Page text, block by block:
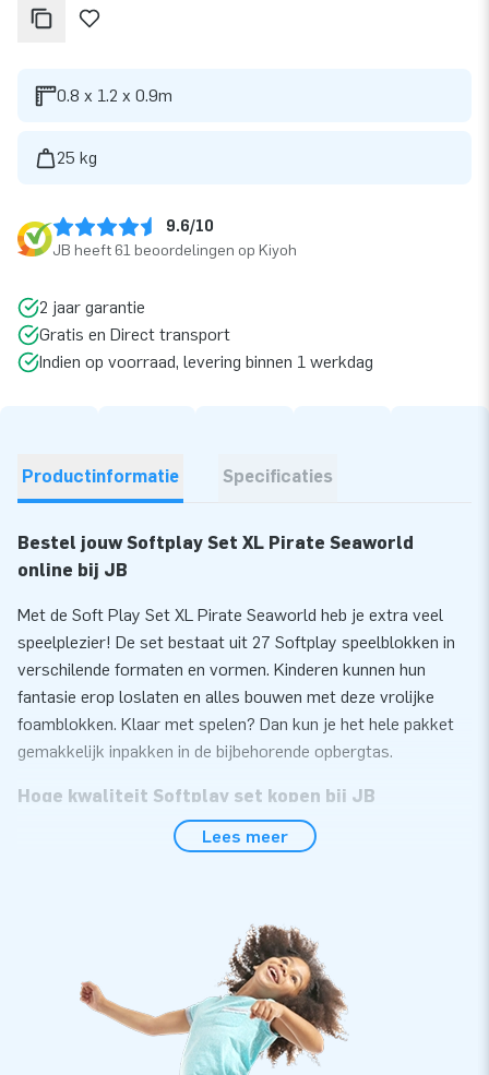
0.8 x 1.2 x 0.9m
25 kg
9.6/10
JB heeft 61 beoordelingen op Kiyoh
2 jaar garantie
Gratis en Direct transport
Indien op voorraad, levering binnen 1 werkdag
Productinformatie Specificaties
Bestel jouw Softplay Set XL Pirate Seaworld
online bij JB
Met de Soft Play Set XL Pirate Seaworld heb je extra veel
speelplezier! De set bestaat uit 27 Softplay speelblokken in
verschilende formaten en vormen. Kinderen kunnen hun
fantasie erop loslaten en alles bouwen met deze vrolijke
foamblokken. Klaar met spelen? Dan kun je het hele pakket
gemakkelijk inpakken in de bijbehorende opbergtas.
Hoge kwaliteit Softplay set kopen bij JB
rechthoeken, blokken, driehoeken, stap-circels en
foammatten. De samenstelling van de foamblokken en design
van Softplay is door JB gedaan. Kwaliteit en gemak in
onderhoud vinden wij belangrijk, zo gaan de Softplay
attributen ook lang mee. Nog leuker, ze zijn er in allerlei
thema's. Thema Pirate Seaworld bevat Softplay attributen
Lees meer